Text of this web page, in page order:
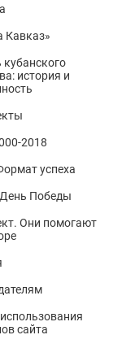
Кавказ»
кубанского
история и
2018
успеха
Победы
Они помогают
сайта